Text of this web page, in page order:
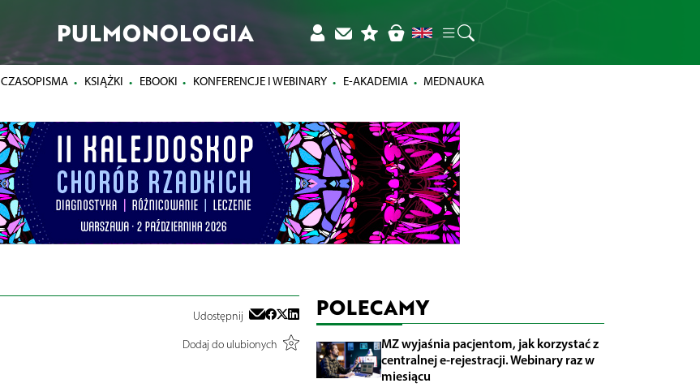
PULMONOLOGIA
CZASOPISMA KSIĄŻKI EBOOKI KONFERENCJE I WEBINARY E-AKADEMIA MEDNAUKA
Udostępnij
Dodaj do ulubionych
POLECAMY
MZ wyjaśnia pacjentom, jak korzystać z
centralnej e-rejestracji. Webinary raz w
miesiącu